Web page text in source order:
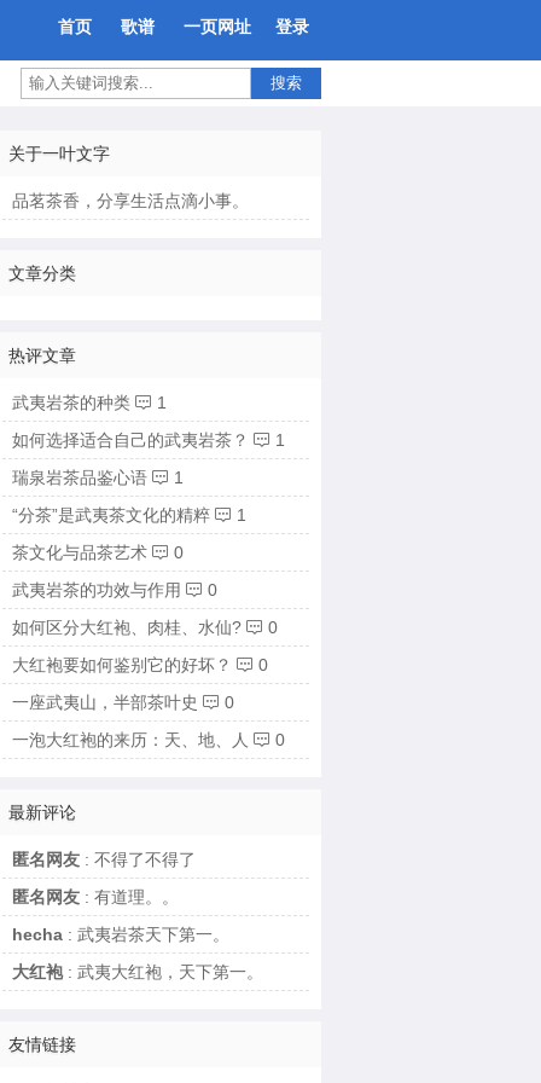
首页 歌谱 一页网址 登录
搜索
关于一叶文字
品茗茶香，分享生活点滴小事。
文章分类
热评文章
武夷岩茶的种类  1
如何选择适合自己的武夷岩茶？  1
瑞泉岩茶品鉴心语  1
“分茶”是武夷茶文化的精粹  1
茶文化与品茶艺术  0
武夷岩茶的功效与作用  0
如何区分大红袍、肉桂、水仙?  0
大红袍要如何鉴别它的好坏？  0
一座武夷山，半部茶叶史  0
一泡大红袍的来历：天、地、人  0
最新评论
匿名网友: 不得了不得了
匿名网友: 有道理。。
hecha: 武夷岩茶天下第一。
大红袍: 武夷大红袍，天下第一。
友情链接